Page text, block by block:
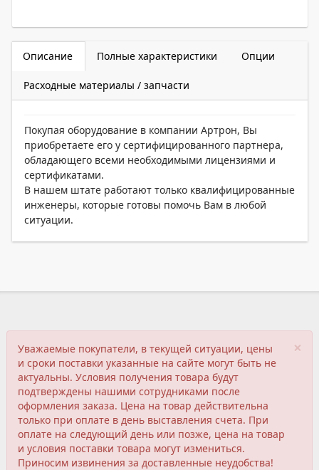
Описание Полные характеристики Опции
Расходные материалы / запчасти
Покупая оборудование в компании Артрон, Вы
приобретаете его у сертифицированного партнера,
обладающего всеми необходимыми лицензиями и
сертификатами.
В нашем штате работают только квалифицированные
инженеры, которые готовы помочь Вам в любой
ситуации.
×
Уважаемые покупатели, в текущей ситуации, цены
и сроки поставки указанные на сайте могут быть не
актуальны. Условия получения товара будут
подтверждены нашими сотрудниками после
оформления заказа. Цена на товар действительна
только при оплате в день выставления счета. При
оплате на следующий день или позже, цена на товар
и условия поставки товара могут измениться.
Приносим извинения за доставленные неудобства!